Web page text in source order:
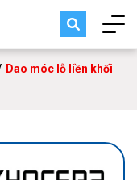
Dao móc lỗ liền khối